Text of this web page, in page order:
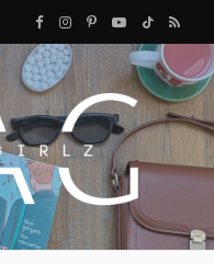
F
a
c
e
b
o
I
n
s
a
P
n
e
Y
o
u
u
T
i
k
R
S